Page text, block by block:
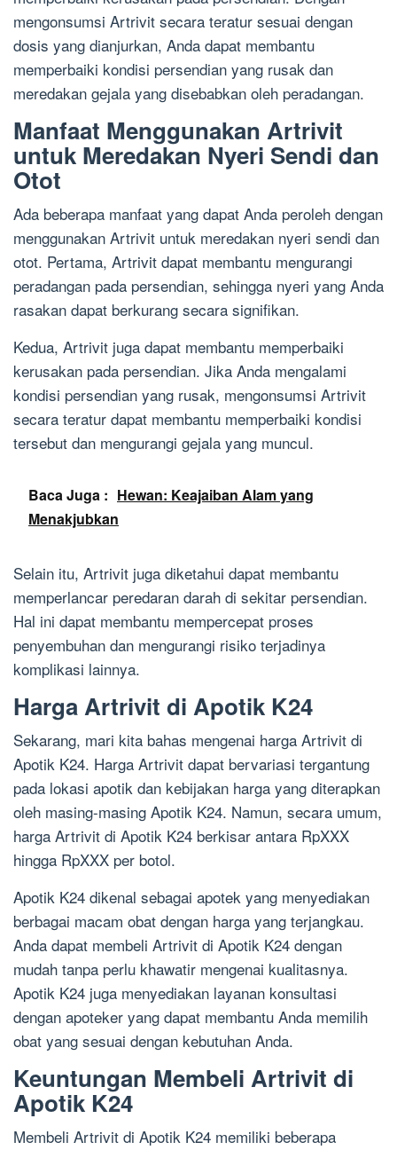
mengonsumsi Artrivit secara teratur sesuai dengan
dosis yang dianjurkan, Anda dapat membantu
memperbaiki kondisi persendian yang rusak dan
meredakan gejala yang disebabkan oleh peradangan.
Manfaat Menggunakan Artrivit
untuk Meredakan Nyeri Sendi dan
Otot
Ada beberapa manfaat yang dapat Anda peroleh dengan
menggunakan Artrivit untuk meredakan nyeri sendi dan
otot. Pertama, Artrivit dapat membantu mengurangi
peradangan pada persendian, sehingga nyeri yang Anda
rasakan dapat berkurang secara signifikan.
Kedua, Artrivit juga dapat membantu memperbaiki
kerusakan pada persendian. Jika Anda mengalami
kondisi persendian yang rusak, mengonsumsi Artrivit
secara teratur dapat membantu memperbaiki kondisi
tersebut dan mengurangi gejala yang muncul.
Baca Juga : Hewan: Keajaiban Alam yang
Menakjubkan
Selain itu, Artrivit juga diketahui dapat membantu
memperlancar peredaran darah di sekitar persendian.
Hal ini dapat membantu mempercepat proses
penyembuhan dan mengurangi risiko terjadinya
komplikasi lainnya.
Harga Artrivit di Apotik K24
Sekarang, mari kita bahas mengenai harga Artrivit di
Apotik K24. Harga Artrivit dapat bervariasi tergantung
pada lokasi apotik dan kebijakan harga yang diterapkan
oleh masing-masing Apotik K24. Namun, secara umum,
harga Artrivit di Apotik K24 berkisar antara RpXXX
hingga RpXXX per botol.
Apotik K24 dikenal sebagai apotek yang menyediakan
berbagai macam obat dengan harga yang terjangkau.
Anda dapat membeli Artrivit di Apotik K24 dengan
mudah tanpa perlu khawatir mengenai kualitasnya.
Apotik K24 juga menyediakan layanan konsultasi
dengan apoteker yang dapat membantu Anda memilih
obat yang sesuai dengan kebutuhan Anda.
Keuntungan Membeli Artrivit di
Apotik K24
Membeli Artrivit di Apotik K24 memiliki beberapa